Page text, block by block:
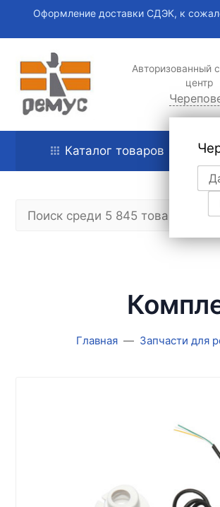
Оформление доставки СДЭК, к
Авторизованный
центр
Каталог товаров
Главная Запчасти для